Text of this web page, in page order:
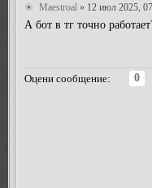
Maestroal » 12 июл 2025,
А бот в тг точно
Оцени сообщение: 0